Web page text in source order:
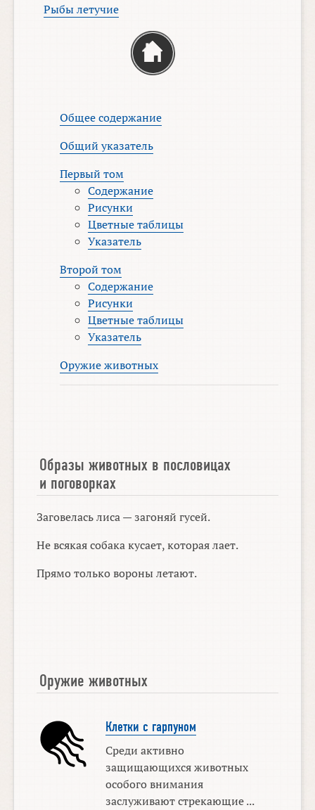
Рыбы летучие
Общее содержание
Общий указатель
Первый том
Содержание
Рисунки
Цветные таблицы
Указатель
Второй том
Содержание
Рисунки
Цветные таблицы
Указатель
Оружие животных
Образы животных в пословицах
и поговорках
Заговелась лиса — загоняй гусей.
Не всякая собака кусает, которая лает.
Прямо только вороны летают.
Оружие животных
Клетки с гарпуном
Среди активно
защищающихся животных
особого внимания
заслуживают стрекающие ...